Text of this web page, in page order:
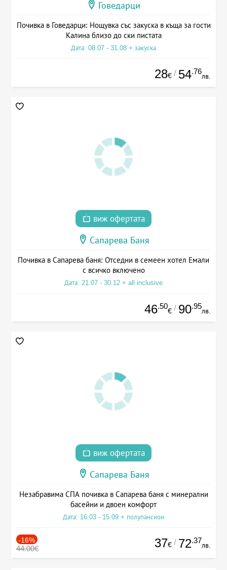
Говедарци
Почивка в Говедарци: Нощувка със закуска в къща за гости
Калина близо до ски пистата
Дата: 08.07 - 31.08 + закуска
28€ / 54.76
лв.
виж офертата
Сапарева Баня
Почивка в Сапарева баня: Отседни в семеен хотел Емали
с всичко включено
Дата: 21.07 - 30.12 + all inclusive
46.50
€ / 90.95
лв.
виж офертата
Сапарева Баня
Незабравима СПА почивка в Сапарева баня с минерални
басейни и двоен комфорт
Дата: 16.03 - 15.09 + полупансион
-16%
44.00€ 37€ / 72.37
лв.